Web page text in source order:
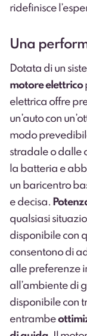
ridefinisce
Una
Dotata di un
motore elettrico
elettrica offre
un’auto con
modo
stradale o dalle
la batteria e
un baricentro
e decisa.
qualsiasi
disponibile con
consentono di
alle preferenze
all’ambiente di
disponibile con
entrambe